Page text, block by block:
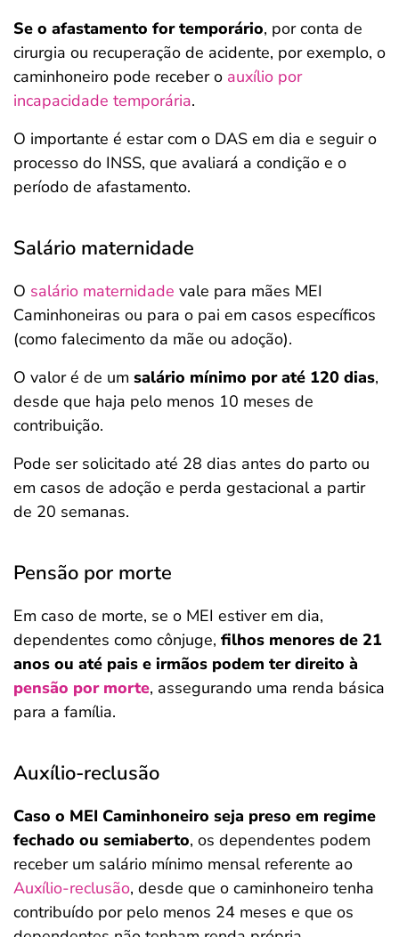
Se o afastamento for temporário, por conta de
cirurgia ou recuperação de acidente, por exemplo, o
caminhoneiro pode receber o auxílio por
incapacidade temporária.
O importante é estar com o DAS em dia e seguir o
processo do INSS, que avaliará a condição e o
período de afastamento.
Salário maternidade
O salário maternidade vale para mães MEI
Caminhoneiras ou para o pai em casos específicos
(como falecimento da mãe ou adoção).
O valor é de um salário mínimo por até 120 dias,
desde que haja pelo menos 10 meses de
contribuição.
Pode ser solicitado até 28 dias antes do parto ou
em casos de adoção e perda gestacional a partir
de 20 semanas.
Pensão por morte
Em caso de morte, se o MEI estiver em dia,
dependentes como cônjuge, filhos menores de 21
anos ou até pais e irmãos podem ter direito à
pensão por morte, assegurando uma renda básica
para a família.
Auxílio-reclusão
Caso o MEI Caminhoneiro seja preso em regime
fechado ou semiaberto, os dependentes podem
receber um salário mínimo mensal referente ao
Auxílio-reclusão, desde que o caminhoneiro tenha
contribuído por pelo menos 24 meses e que os